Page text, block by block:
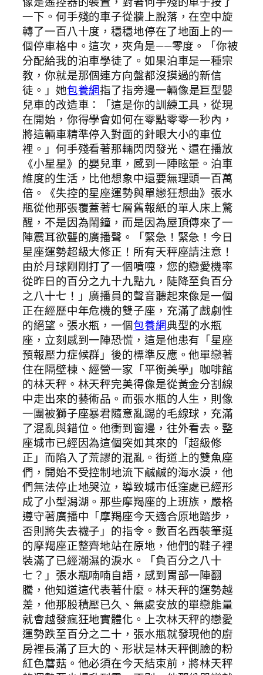
一下。何手殘的車子從牆上脫落，在空中旋
轉了一百八十度，穩穩地停在了地面上的一
個停車格中。這次，夾角是——零度。「你被
分配給我的泊車學徒了。如果泊車是一種宗
教，你就是那個連方向盤都沒摸過的新信
徒。」她包養網指了指旁邊一輛像是巨型嬰
兒車的改造車：「這是你的訓練工具，從現
在開始，你得學會如何在零點零零一秒內，
將這輛車精準停入對面的針眼大小的車位
裡。」何手殘看著那輛閃閃發光、還在播放
《小星星》的嬰兒車，感到一陣眩暈。泊車
維度的生活，比他想象中還要無理頭一百萬
倍。《失控的星座運勢與單戀狂想曲》張水
瓶從他那張覆蓋著七層舊報紙的單人床上驚
醒，不是因為鬧鐘，而是因為屋頂傳來了一
陣震耳欲聾的廣播聲。「緊急！緊急！今日
星座運勢超級大修正！所有天秤座請注意！
由於月球剛剛打了一個噴嚏，您的戀愛機率
從昨日的百分之九十九點九，陡降至負百分
之八十七！」廣播員的聲音聽起來像是一個
正在經歷中年危機的雙子座，充滿了戲劇性
的絕望。張水瓶，一個包養網典型的水瓶
座，立刻感到一陣恐慌，這是他患有「星座
預報壓力症候群」後的標準反應。他單戀著
住在隔壁棟、經營一家「平衡美學」咖啡館
的林天秤。林天秤完美得像是從黃金分割線
中走出來的藝術品。而張水瓶的人生，則像
一團被獅子座暴君隨意亂踢的毛線球，充滿
了混亂與錯位。他衝到窗邊，往外看去。整
座城市已經因為這個突如其來的「超級修
正」而陷入了荒謬的混亂。街道上的雙魚座
們，開始不受控制地流下鹹鹹的海水淚，他
們無法停止地哭泣，導致城市低窪處已經形
成了小型潟湖。那些摩羯座的上班族，嚴格
遵守著廣播中「摩羯座今天適合原地踏步，
否則將失去襪子」的指令。數百名西裝筆挺
的摩羯座正整齊地站在原地，他們的鞋子裡
裝滿了已經潮濕的淚水。「負百分之八十
七？」張水瓶喃喃自語，感到胃部一陣翻
騰，他知道這代表著什麼。林天秤的運勢越
差，他那股積壓已久、無處安放的單戀能量
就會越發瘋狂地實體化。上次林天秤的戀愛
運勢跌至百分之二十，張水瓶就發現他的廚
房裡長滿了巨大的、形狀是林天秤側臉的粉
紅色蘑菇。他必須在今天結束前，將林天秤